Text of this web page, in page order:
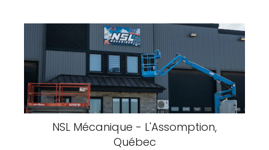
NSL Mécanique - L'Assomption,
Québec